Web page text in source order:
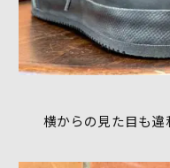
横からの見た目も違